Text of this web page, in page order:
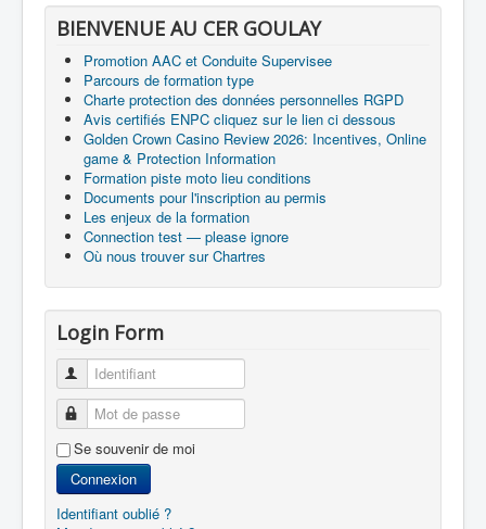
BIENVENUE AU CER GOULAY
Promotion AAC et Conduite Supervisee
Parcours de formation type
Charte protection des données personnelles RGPD
Avis certifiés ENPC cliquez sur le lien ci dessous
Golden Crown Casino Review 2026: Incentives, Online
game & Protection Information
Formation piste moto lieu conditions
Documents pour l'inscription au permis
Les enjeux de la formation
Connection test — please ignore
Où nous trouver sur Chartres
Login Form
Identifiant
Mot de passe
Se souvenir de moi
Connexion
Identifiant oublié ?